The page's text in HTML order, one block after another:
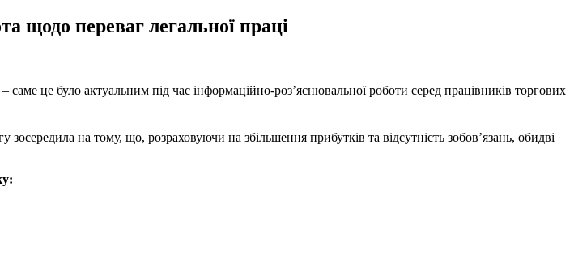
щодо переваг легальної праці
це було актуальним під час інформаційно-роз’яснювальної роботи серед працівників торгових
зосередила на тому, що, розраховуючи на збільшення прибутків та відсутність зобов’язань, обидві